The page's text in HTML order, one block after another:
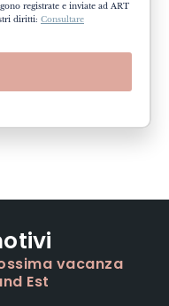
registrate e inviate ad ART
diritti: Consultare
vacanza
Est